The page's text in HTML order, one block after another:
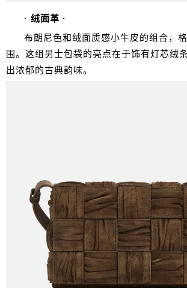
· 绒面革 ·
布朗尼色和绒面质感小牛皮的组合，
围。这组男士包袋的亮点在于饰有灯芯绒
出浓郁的古典韵味。